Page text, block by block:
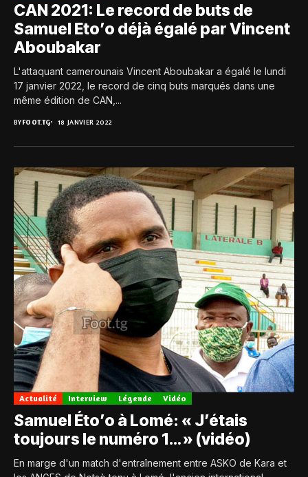
CAN 2021: Le record de buts de
Samuel Eto’o déjà égalé par Vincent
Aboubakar
L'attaquant camerounais Vincent Aboubakar a égalé le lundi
17 janvier 2022, le record de cinq buts marqués dans une
même édition de CAN,...
BYFOOT.TG 18 JANVIER 2022
Actualité Interview Légende Vidéo
Samuel Éto’o à Lomé: « J’étais
toujours le numéro 1… » (vidéo)
En marge d'un match d'entraînement entre ASKO de Kara et